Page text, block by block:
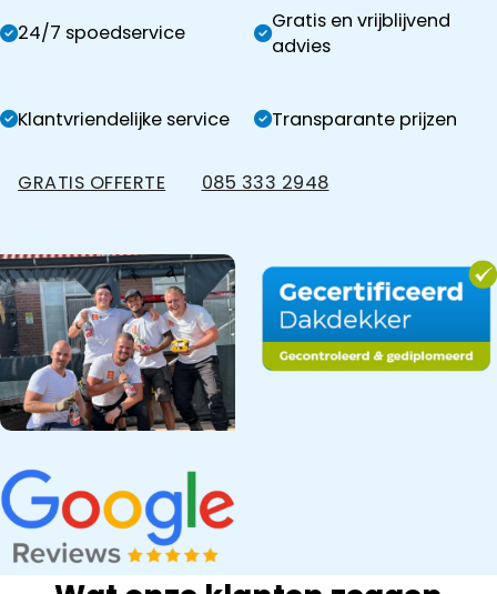
24/7 spoedservice
Gratis en vrijblijvend
advies
Klantvriendelijke service Transparante prijzen
GRATIS OFFERTE 085 333 2948